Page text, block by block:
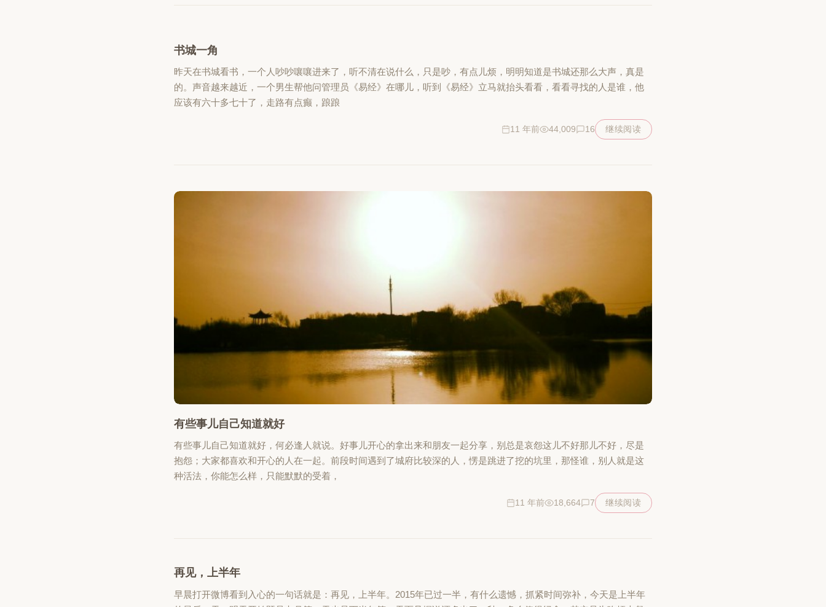
书城一角
昨天在书城看书，一个人吵吵嚷嚷进来了，听不清在说什么，只是吵，有点儿烦，明明知道是书城还那么大声，真是
的。声音越来越近，一个男生帮他问管理员《易经》在哪儿，听到《易经》立马就抬头看看，看看寻找的人是谁，他
应该有六十多七十了，走路有点癫，踉踉
11 年前 44,009 16 继续阅读
有些事儿自己知道就好
有些事儿自己知道就好，何必逢人就说。好事儿开心的拿出来和朋友一起分享，别总是哀怨这儿不好那儿不好，尽是
抱怨；大家都喜欢和开心的人在一起。前段时间遇到了城府比较深的人，愣是跳进了挖的坑里，那怪谁，别人就是这
种活法，你能怎么样，只能默默的受着，
11 年前 18,664 7 继续阅读
再见，上半年
早晨打开微博看到入心的一句话就是：再见，上半年。2015年已过一半，有什么遗憾，抓紧时间弥补，今天是上半年